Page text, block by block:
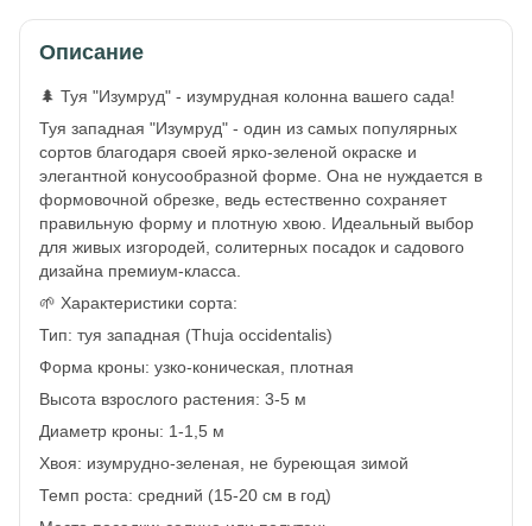
Описание
🌲 Туя "Изумруд" - изумрудная колонна вашего сада!
Туя западная "Изумруд" - один из самых популярных
сортов благодаря своей ярко-зеленой окраске и
элегантной конусообразной форме. Она не нуждается в
формовочной обрезке, ведь естественно сохраняет
правильную форму и плотную хвою. Идеальный выбор
для живых изгородей, солитерных посадок и садового
дизайна премиум-класса.
🌱 Характеристики сорта:
Тип: туя западная (Thuja occidentalis)
Форма кроны: узко-коническая, плотная
Высота взрослого растения: 3-5 м
Диаметр кроны: 1-1,5 м
Хвоя: изумрудно-зеленая, не буреющая зимой
Темп роста: средний (15-20 см в год)